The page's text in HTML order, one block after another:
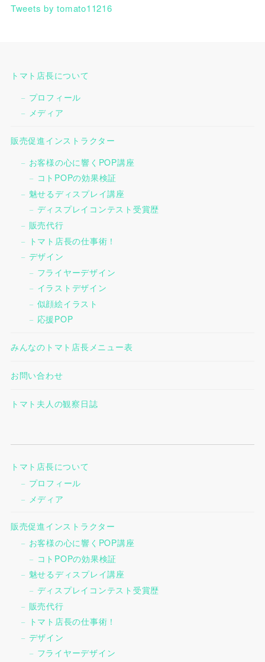
Tweets by tomato11216
トマト店長について
プロフィール
メディア
販売促進インストラクター
お客様の心に響くPOP講座
コトPOPの効果検証
魅せるディスプレイ講座
ディスプレイコンテスト受賞歴
販売代行
トマト店長の仕事術！
デザイン
フライヤーデザイン
イラストデザイン
似顔絵イラスト
応援POP
みんなのトマト店長メニュー表
お問い合わせ
トマト夫人の観察日誌
トマト店長について
プロフィール
メディア
販売促進インストラクター
お客様の心に響くPOP講座
コトPOPの効果検証
魅せるディスプレイ講座
ディスプレイコンテスト受賞歴
販売代行
トマト店長の仕事術！
デザイン
フライヤーデザイン